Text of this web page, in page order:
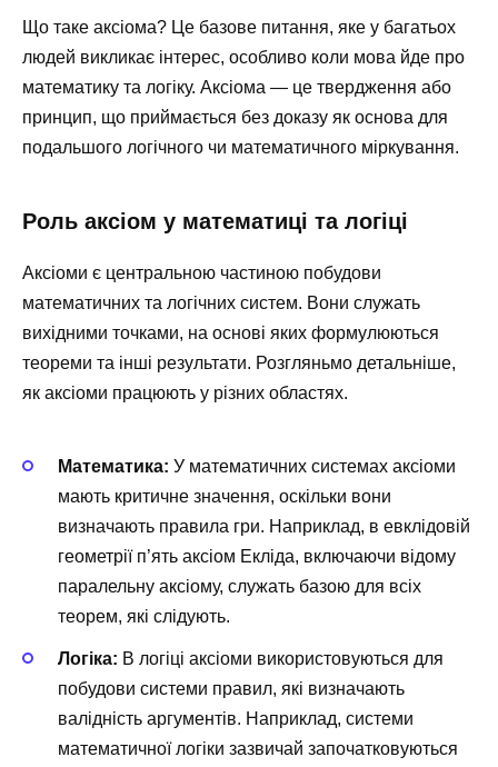
Що таке аксіома? Це базове питання, яке у багатьох
людей викликає інтерес, особливо коли мова йде про
математику та логіку. Аксіома — це твердження або
принцип, що приймається без доказу як основа для
подальшого логічного чи математичного міркування.
Роль аксіом у математиці та логіці
Аксіоми є центральною частиною побудови
математичних та логічних систем. Вони служать
вихідними точками, на основі яких формулюються
теореми та інші результати. Розгляньмо детальніше,
як аксіоми працюють у різних областях.
Математика: У математичних системах аксіоми
мають критичне значення, оскільки вони
визначають правила гри. Наприклад, в евклідовій
геометрії п’ять аксіом Екліда, включаючи відому
паралельну аксіому, служать базою для всіх
теорем, які слідують.
Логіка: В логіці аксіоми використовуються для
побудови системи правил, які визначають
валідність аргументів. Наприклад, системи
математичної логіки зазвичай започатковуються